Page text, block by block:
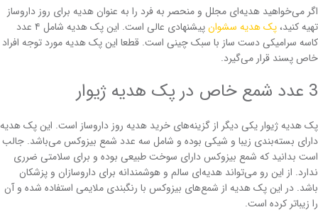
اگر می‌خواهید هدیه‌ای مجلل و منحصر به فرد را به عنوان هدیه برای روز داروساز
تهیه کنید، پک هدیه سشوان
پیشنهادی عالی است. این پک هدیه شامل ۴ عدد
کاسه سرامیکی دست ساز با سبک چینی است. قطعا این پک هدیه مورد توجه افراد
خاص پسند قرار می‌گیرد.
3 عدد شمع خاص در پک هدیه ژیوار
پک هدیه ژیوار یکی دیگر از گزینه‌های خرید هدیه روز داروساز است. این پک هدیه
دارای بسته‌بندی زیبا و شیکی بوده و شامل سه عدد شمع بیزوکس می‌باشد. جالب
است بدانید که شمع بیزوکس دارای سوخت طبیعی بوده و برای سلامتی ضرری
ندارد. از این رو می‌تواند هدیه‌ای سالم و هوشمندانه برای داروسازان و پزشکان
باشد. در این پک هدیه از شمع‌های بیزوکس با رنگبندی ملایمی استفاده شده و آن
را زیباتر کرده است.